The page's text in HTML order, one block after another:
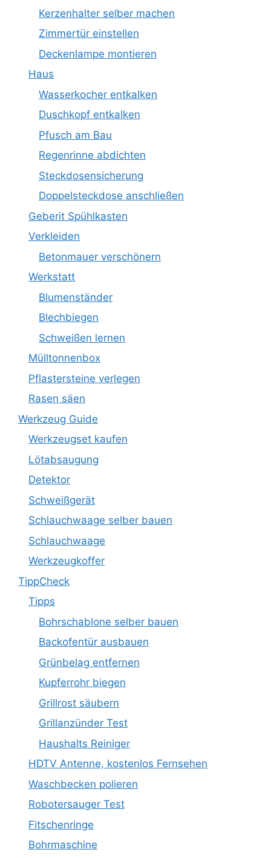
Kerzenhalter selber machen
Zimmertür einstellen
Deckenlampe montieren
Haus
Wasserkocher entkalken
Duschkopf entkalken
Pfusch am Bau
Regenrinne abdichten
Steckdosensicherung
Doppelsteckdose anschließen
Geberit Spühlkasten
Verkleiden
Betonmauer verschönern
Werkstatt
Blumenständer
Blechbiegen
Schweißen lernen
Mülltonnenbox
Pflastersteine verlegen
Rasen säen
Werkzeug Guide
Werkzeugset kaufen
Lötabsaugung
Detektor
Schweißgerät
Schlauchwaage selber bauen
Schlauchwaage
Werkzeugkoffer
TippCheck
Tipps
Bohrschablone selber bauen
Backofentür ausbauen
Grünbelag entfernen
Kupferrohr biegen
Grillrost säubern
Grillanzünder Test
Haushalts Reiniger
HDTV Antenne, kostenlos Fernsehen
Waschbecken polieren
Robotersauger Test
Fitschenringe
Bohrmaschine